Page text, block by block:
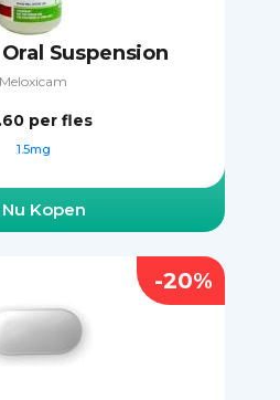
Suspension
Meloxicam
per fles
1.5mg
Nu Kopen
-20%